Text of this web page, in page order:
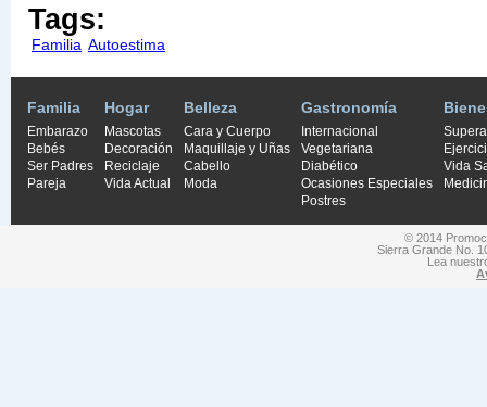
Tags:
Familia Autoestima
Familia
Embarazo
Bebés
Ser Padres
Pareja
Hogar
Mascotas
Decoración
Reciclaje
Vida Actual
Belleza
Cara y Cuerpo
Maquillaje y Uñas
Cabello
Moda
Gastronomía
Internacional
Vegetariana
Diabético
Ocasiones Especiales
Postres
Vida
© 2014
Sierra Grande No.
Lea